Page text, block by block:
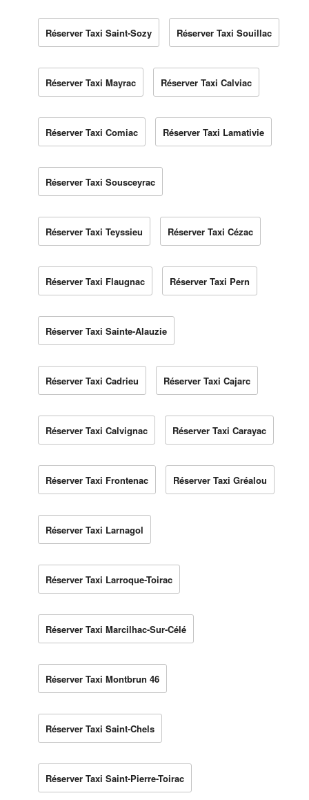
Réserver Taxi Saint-Sozy Réserver Taxi Souillac
Réserver Taxi Mayrac Réserver Taxi Calviac
Réserver Taxi Comiac Réserver Taxi Lamativie
Réserver Taxi Sousceyrac
Réserver Taxi Teyssieu Réserver Taxi Cézac
Réserver Taxi Flaugnac Réserver Taxi Pern
Réserver Taxi Sainte-Alauzie
Réserver Taxi Cadrieu Réserver Taxi Cajarc
Réserver Taxi Calvignac Réserver Taxi Carayac
Réserver Taxi Frontenac Réserver Taxi Gréalou
Réserver Taxi Larnagol
Réserver Taxi Larroque-Toirac
Réserver Taxi Marcilhac-Sur-Célé
Réserver Taxi Montbrun 46
Réserver Taxi Saint-Chels
Réserver Taxi Saint-Pierre-Toirac